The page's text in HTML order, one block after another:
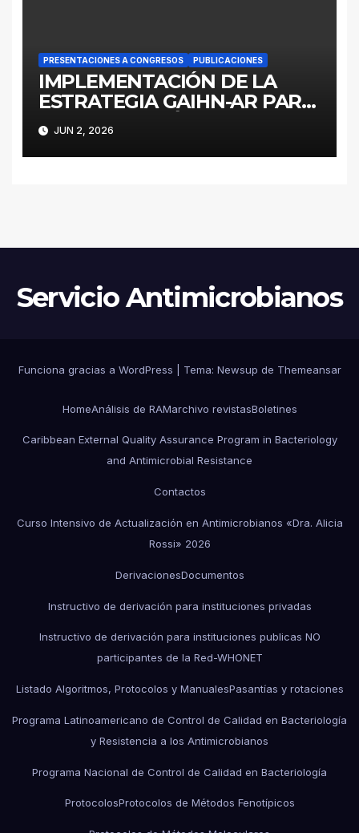
PRESENTACIONES A CONGRESOS PUBLICACIONES
IMPLEMENTACIÓN DE LA
ESTRATEGIA GAIHN-AR PARA
LA CONTENCIÓN DE
ENTEROBACTERALES
PRODUCTORES DE
ARGENTINA
JUN 2, 2026
Servicio Antimicrobianos
Funciona gracias a WordPress Tema: Newsup de Themeansar
HomeAnálisis de RAMarchivo revistasBoletines
Caribbean External Quality Assurance Program in Bacteriology
and Antimicrobial Resistance
Contactos
Curso Intensivo de Actualización en Antimicrobianos «Dra. Alicia
Rossi» 2026
DerivacionesDocumentos
Instructivo de derivación para instituciones privadas
Instructivo de derivación para instituciones publicas NO
participantes de la Red-WHONET
Listado Algoritmos, Protocolos y ManualesPasantías y rotaciones
Programa Latinoamericano de Control de Calidad en Bacteriología
y Resistencia a los Antimicrobianos
Programa Nacional de Control de Calidad en Bacteriología
ProtocolosProtocolos de Métodos Fenotípicos